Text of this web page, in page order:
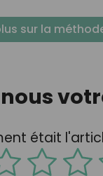
sur la
était